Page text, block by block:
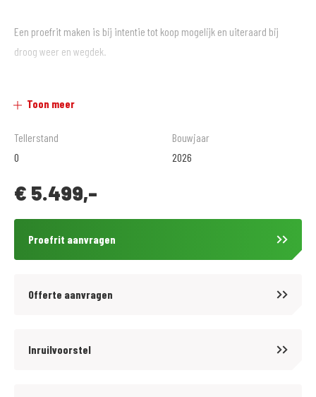
Een proefrit maken is bij intentie tot koop mogelijk en uiteraard bij
droog weer en wegdek.
Goede inruil en service is van vele merken mogelijk!
Grote kledingafdeling met zeer veel keus.
Vraag naar de voorwaarden. Toetsing en registratie BKR Tiel.
VERKOOPPRIJS IS INCLUSIEF ALLE RIJKLAARMAAK KOSTEN!
Toon meer
Tellerstand
0
Bouwjaar
2026
€ 5.499,-
Proefrit aanvragen
Offerte aanvragen
Inruilvoorstel